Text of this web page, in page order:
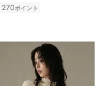
270ポイント